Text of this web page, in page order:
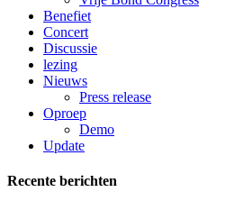
Benefiet
Concert
Discussie
lezing
Nieuws
Press release
Oproep
Demo
Update
Recente berichten